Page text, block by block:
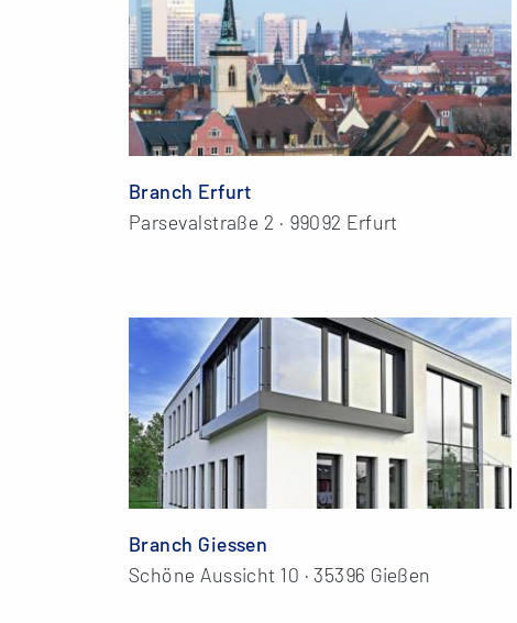
Branch Erfurt
Parsevalstraße 2 · 99092 Erfurt
Branch Giessen
Schöne Aussicht 10 · 35396 Gießen